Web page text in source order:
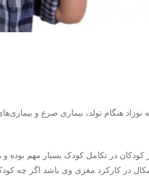
هنگام تولد، بیماری صرع و
کودکان در تکامل کودک بسیار مهم بوده
در کارکرد مغزی وی باشد اگر چه